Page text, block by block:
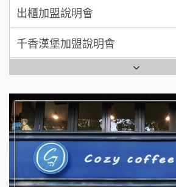
拾鑶火鍋加盟說明會
全家加盟說明會
台灣G湯加盟說明會
彭富貴加盟說明會
NU PASTA義大利麵加盟說明會
潮鍋癮加盟說明會
千香漢堡加盟說明會
七盞茶加盟說明會
拉亞漢堡加盟說明會
杜芳子古味茶鋪加盟說明會
優握握×酸奶大獅加盟說明會
冬城門加盟說明會